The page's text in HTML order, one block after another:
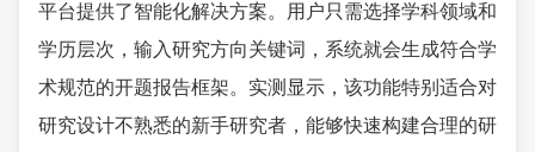
平台提供了智能化解决方案。用户只需选择学科领域和
学历层次，输入研究方向关键词，系统就会生成符合学
术规范的开题报告框架。实测显示，该功能特别适合对
研究设计不熟悉的新手研究者，能够快速构建合理的研